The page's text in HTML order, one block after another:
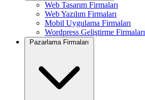
Web Tasarım Firmaları
Web Yazılım Firmaları
Mobil Uygulama Firmaları
Wordpress Geliştirme Firmaları
Pazarlama Firmaları